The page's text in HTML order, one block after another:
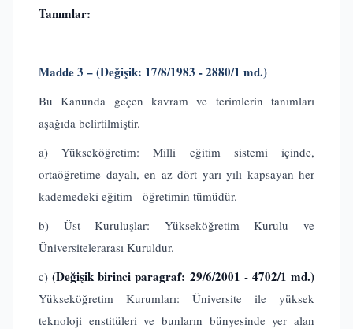
Tanımlar:
Madde 3 – (Değişik: 17/8/1983 - 2880/1 md.)
Bu Kanunda geçen kavram ve terimlerin tanımları
aşağıda belirtilmiştir.
a) Yükseköğretim: Milli eğitim sistemi içinde,
ortaöğretime dayalı, en az dört yarı yılı kapsayan her
kademedeki eğitim - öğretimin tümüdür.
b) Üst Kuruluşlar: Yükseköğretim Kurulu ve
Üniversitelerarası Kuruldur.
c)(Değişik birinci paragraf: 29/6/2001 - 4702/1 md.)
Yükseköğretim Kurumları: Üniversite ile yüksek
teknoloji enstitüleri ve bunların bünyesinde yer alan